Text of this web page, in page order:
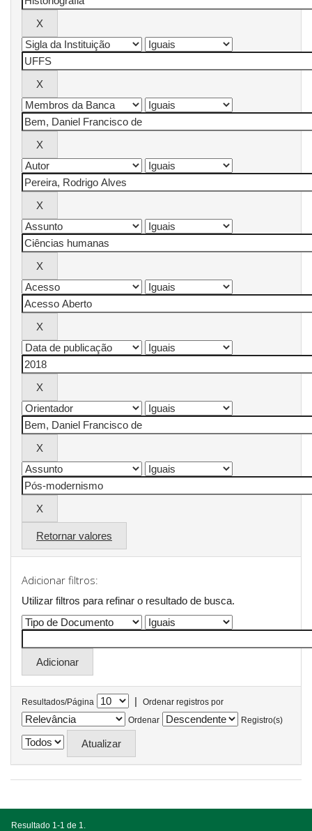
Retornar valores
Adicionar filtros:
Utilizar filtros para refinar o resultado de busca.
Resultados/Página |
Ordenar registros por
Ordenar
Registro(s)
Resultado 1-1 de 1.